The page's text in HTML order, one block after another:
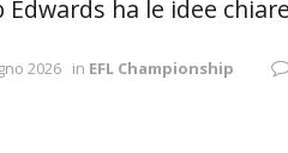
Edwards ha le idee
2026 in EFL Championship